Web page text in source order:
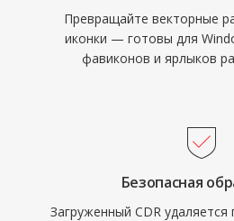
Превращайте векторные
иконки — готовы для
фавиконов и ярлыков
Безопасная
Загруженный CDR удаляется